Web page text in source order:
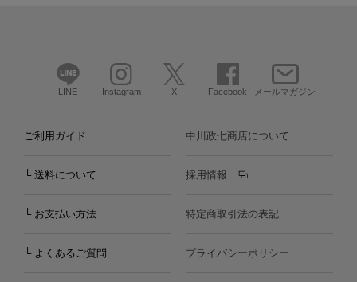
LINE Instagram X Facebook メールマガジン
ご利用ガイド
└ 送料について
└ お支払い方法
└ よくあるご質問
中川政七商店について
採用情報
特定商取引法の表記
プライバシーポリシー